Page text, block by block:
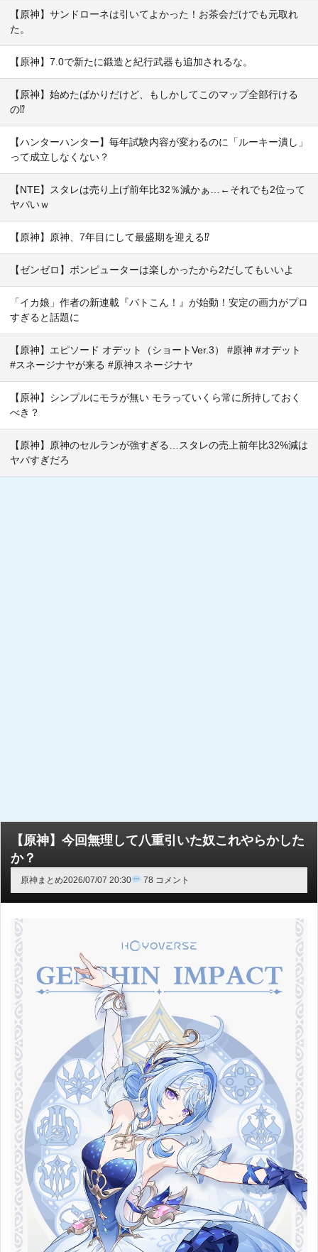
【原神】サンドローネは引いてよかった！お茶会だけでも元取れ
た。
【原神】7.0で新たに鍛造と紀行武器も追加されるな。
【原神】始めたばかりだけど、もしかしてこのマップ全部行ける
の⁉
【ハンターハンター】毎年試験内容が変わるのに「ルーキー潰し」
って成立しなくない？
【NTE】スタレは売り上げ前年比32％減かぁ…←それでも2位って
ヤバいｗ
【原神】原神、7年目にして最盛期を迎える⁉
【ゼンゼロ】ボンピューターは楽しかったから2だしてもいいよ
「イカ娘」作者の新連載『バトこん！』が始動！安定の画力がプロ
すぎると話題に
【原神】エピソード オデット（ショートVer.3） #原神 #オデット
#スネージナヤが来る #原神スネージナヤ
【原神】シンプルにモラが無い モラっていくら常に所持しておく
べき？
【原神】原神のセルランが強すぎる…スタレの売上前年比32%減は
ヤバすぎだろ
【原神】今回無理して八重引いた奴これやらかした
か？
原神まとめ2026/07/07 20:30 78 コメント